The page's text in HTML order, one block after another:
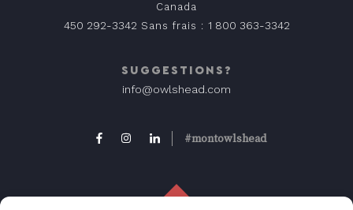
Canada
450 292-3342 Sans frais : 1 800 363-3342
SUGGESTIONS?
info@owlshead.com
#montowlshead